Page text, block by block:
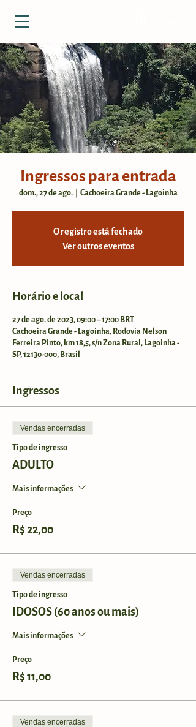
Ingressos para entrada
dom., 27 de ago.
  |
Cachoeira Grande - Lagoinha
O registro está fechado
Ver outros eventos
Horário e local
27 de ago. de 2023, 09:00 – 17:00 BRT
Cachoeira Grande - Lagoinha, Rodovia Nelson
Ferreira Pinto, km 18,5, s/n Zona Rural, Lagoinha -
SP, 12130-000, Brasil
Ingressos
Vendas encerradas
Tipo de ingresso
ADULTO
Mais informações
Preço
R$ 22,00
Vendas encerradas
Tipo de ingresso
IDOSOS (60 anos ou mais)
Mais informações
Preço
R$ 11,00
Vendas encerradas